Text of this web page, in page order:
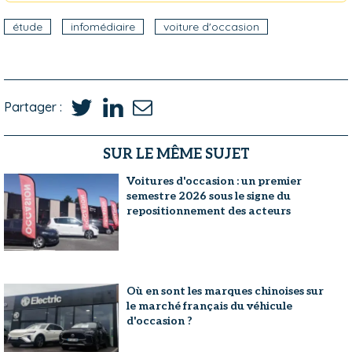
étude infomédiaire voiture d'occasion
Partager :
SUR LE MÊME SUJET
Voitures d'occasion : un premier
semestre 2026 sous le signe du
repositionnement des acteurs
Où en sont les marques chinoises sur
le marché français du véhicule
d'occasion ?